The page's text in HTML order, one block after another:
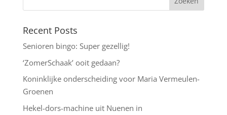
Recent Posts
Senioren bingo: Super gezellig!
‘ZomerSchaak’ ooit gedaan?
Koninklijke onderscheiding voor Maria Vermeulen-
Groenen
Hekel-dors-machine uit Nuenen in